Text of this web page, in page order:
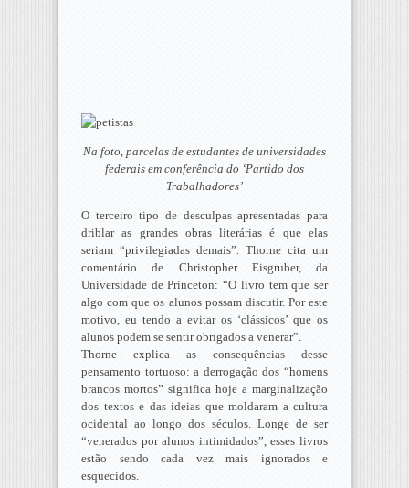
Na foto, parcelas de estudantes de universidades
federais em conferência do ‘Partido dos
Trabalhadores’
O terceiro tipo de desculpas apresentadas para
driblar as grandes obras literárias é que elas
seriam “privilegiadas demais”. Thorne cita um
comentário de Christopher Eisgruber, da
Universidade de Princeton: “O livro tem que ser
algo com que os alunos possam discutir. Por este
motivo, eu tendo a evitar os ‘clássicos’ que os
alunos podem se sentir obrigados a venerar”.
Thorne explica as consequências desse
pensamento tortuoso: a derrogação dos “homens
brancos mortos” significa hoje a marginalização
dos textos e das ideias que moldaram a cultura
ocidental ao longo dos séculos. Longe de ser
“venerados por alunos intimidados”, esses livros
estão sendo cada vez mais ignorados e
esquecidos.